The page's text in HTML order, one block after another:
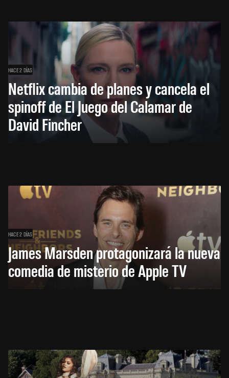
HACE 2 DÍAS
Netflix cambia de planes y cancela el
spinoff de El Juego del Calamar de
David Fincher
HACE 2 DÍAS
James Marsden protagonizará la nueva
comedia de misterio de Apple TV